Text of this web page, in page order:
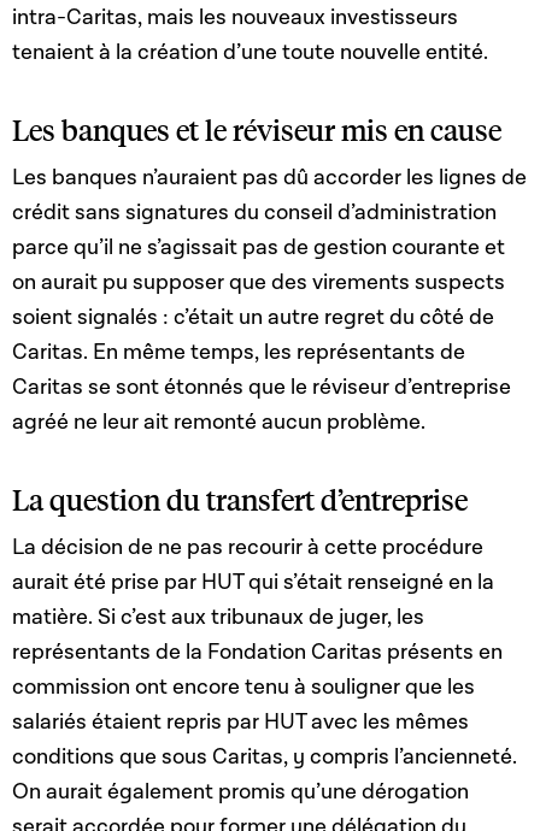
intra-Caritas, mais les nouveaux investisseurs
tenaient à la création d’une toute nouvelle entité.
Les banques et le réviseur mis en cause
Les banques n’auraient pas dû accorder les lignes de
crédit sans signatures du conseil d’administration
parce qu’il ne s’agissait pas de gestion courante et
on aurait pu supposer que des virements suspects
soient signalés : c’était un autre regret du côté de
Caritas. En même temps, les représentants de
Caritas se sont étonnés que le réviseur d’entreprise
agréé ne leur ait remonté aucun problème.
La question du transfert d’entreprise
La décision de ne pas recourir à cette procédure
aurait été prise par HUT qui s’était renseigné en la
matière. Si c’est aux tribunaux de juger, les
représentants de la Fondation Caritas présents en
commission ont encore tenu à souligner que les
salariés étaient repris par HUT avec les mêmes
conditions que sous Caritas, y compris l’ancienneté.
On aurait également promis qu’une dérogation